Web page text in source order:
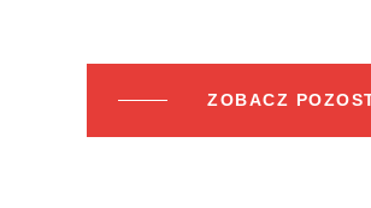
ZOBACZ